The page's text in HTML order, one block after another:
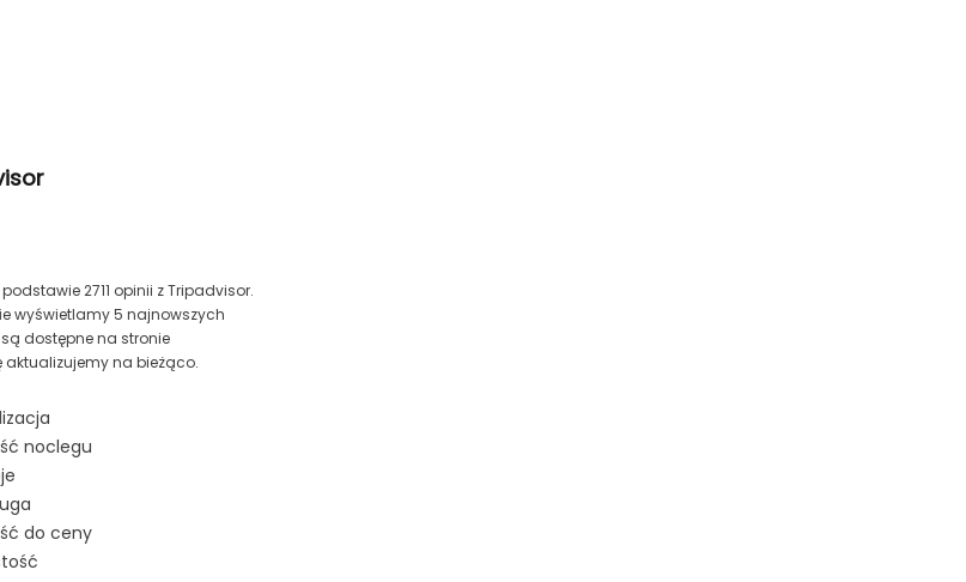
2711 opinii z Tripadvisor.
wyświetlamy 5 najnowszych
są dostępne na stronie
aktualizujemy na bieżąco.
noclegu
do ceny